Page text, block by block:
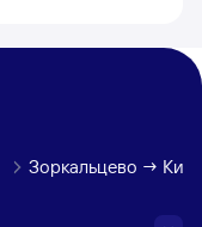
Зоркальцево →